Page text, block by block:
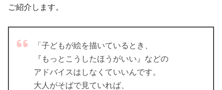
ご紹介します。
「子どもが絵を描いているとき、
『もっとこうしたほうがいい』などの
アドバイスはしなくていいんです。
大人がそばで見ていれば、